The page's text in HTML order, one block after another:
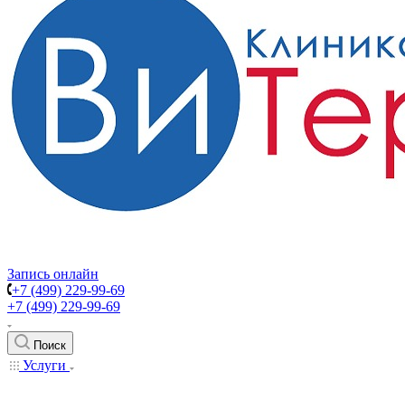
Запись онлайн
+7 (499) 229-99-69
+7 (499) 229-99-69
Поиск
Услуги